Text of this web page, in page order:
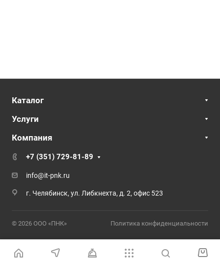
Каталог
Услуги
Компания
+7 (351) 729-81-89
info@it-pnk.ru
г. Челябинск, ул. Либкнехта, д. 2, офис 523
© 2026 ООО «ПНК» Политика конфиденциальности